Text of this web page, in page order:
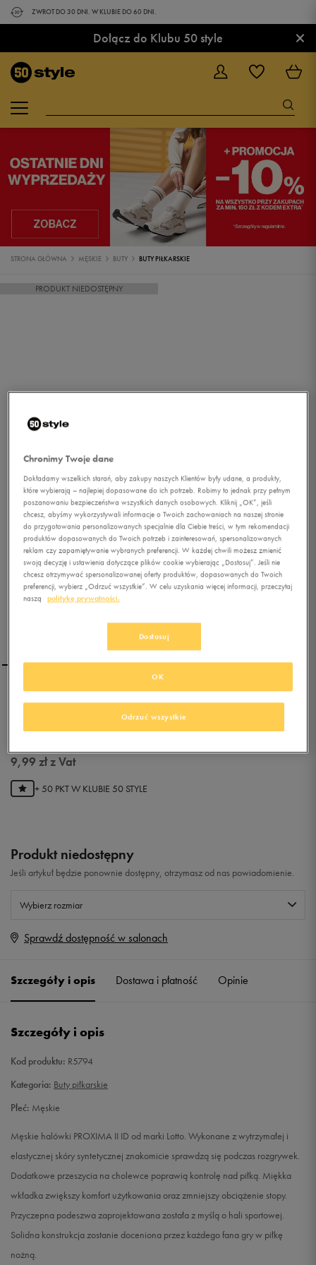
ZWROT DO 30 DNI. W KLUBIE DO 60 DNI.
Dołącz do Klubu 50 style ×
STRONA GŁÓWNA MĘSKIE BUTY BUTY PIŁKARSKIE
PRODUKT NIEDOSTĘPNY
1/2
LOTTO PROXIMA II ID
9,99 złz Vat
+ 50 PKT W KLUBIE 50 STYLE
Produkt niedostępny
Jeśli artykuł będzie ponownie dostępny, otrzymasz od nas powiadomienie.
Wybierz rozmiar
Rozmiary EU
42,5 27 cm
43
44 28 cm Powiadom o dostępności
44,5 28,3 cm
44,5 Powiadom o dostępności
45
Sprawdź dostępność w salonach
Szczegóły i opis Dostawa i płatność Opinie
Szczegóły i opis
Kod produktu: R5794
Kategoria: Buty piłkarskie
Płeć: Męskie
Męskie halówki PROXIMA II ID od marki Lotto. Wykonane z wytrzymałej i
elastycznej skóry syntetycznej znakomicie sprawdzą się podczas rozgrywek.
Dodatkowe przeszycia na cholewce poprawią kontrolę nad piłką. Miękka
wkładka zwiększy komfort użytkowania oraz zmniejszy obciążenie stopy.
Przyczepna podeszwa zaprojektowana została z myślą o hali sportowej.
Solidna konstrukcja zostanie doceniona przez każdego fana gry w piłkę
nożną.
Chronimy Twoje dane
Dokładamy wszelkich starań, aby zakupy naszych Klientów były udane, a produkty,
które wybierają – najlepiej dopasowane do ich potrzeb. Robimy to jednak przy pełnym
poszanowaniu bezpieczeństwa wszystkich danych osobowych. Kliknij „OK”, jeśli
chcesz, abyśmy wykorzystywali informacje o Twoich zachowaniach na naszej stronie
do przygotowania personalizowanych specjalnie dla Ciebie treści, w tym rekomendacji
produktów dopasowanych do Twoich potrzeb i zainteresowań, spersonalizowanych
reklam czy zapamiętywanie wybranych preferencji. W każdej chwili możesz zmienić
swoją decyzję i ustawienia dotyczące plików cookie wybierając „Dostosuj”. Jeśli nie
chcesz otrzymywać spersonalizowanej oferty produktów, dopasowanych do Twoich
preferencji, wybierz „Odrzuć wszystkie”. W celu uzyskania więcej informacji, przeczytaj
naszą
politykę prywatności.
Dostosuj
Odrzuć wszystkie
OK